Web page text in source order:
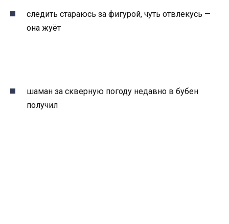
следить стараюсь за фигурой, чуть отвлекусь —
она жуёт
шаман за скверную погоду недавно в бубен
получил